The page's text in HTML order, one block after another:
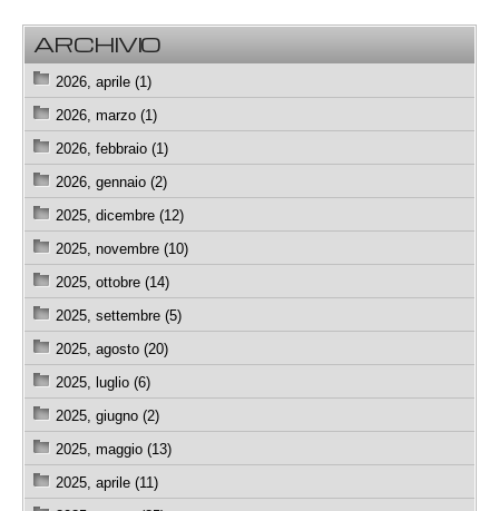
ARCHIVIO
2026, aprile (1)
2026, marzo (1)
2026, febbraio (1)
2026, gennaio (2)
2025, dicembre (12)
2025, novembre (10)
2025, ottobre (14)
2025, settembre (5)
2025, agosto (20)
2025, luglio (6)
2025, giugno (2)
2025, maggio (13)
2025, aprile (11)